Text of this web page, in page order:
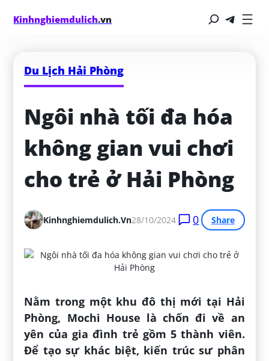
Kinhnghiemdulich.vn
Du Lịch Hải Phòng
Ngôi nhà tối đa hóa
không gian vui chơi
cho trẻ ở Hải Phòng
Kinhnghiemdulich.vn28/10/2024 0 Share
Nằm trong một khu đô thị mới tại Hải
Phòng, Mochi House là chốn đi về an
yên của gia đình trẻ gồm 5 thành viên.
Để tạo sự khác biệt, kiến trúc sư phân